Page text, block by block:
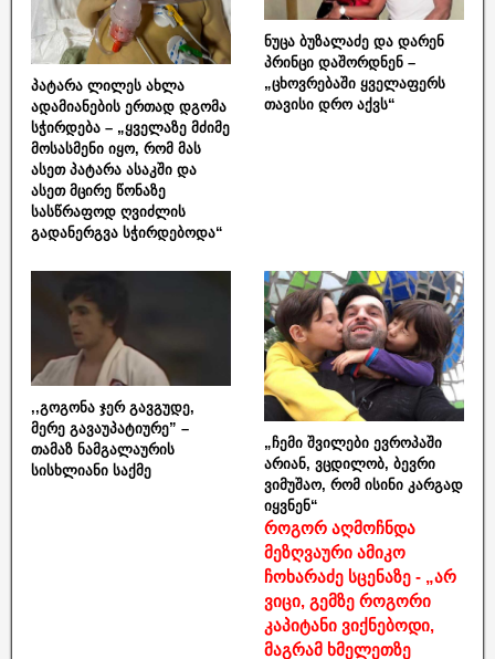
პატარა ლილეს ახლა
ადამიანების ერთად დგომა
სჭირდება – „ყველაზე მძიმე
მოსასმენი იყო, რომ მას
ასეთ პატარა ასაკში და
ასეთ მცირე წონაზე
სასწრაფოდ ღვიძლის
გადანერგვა სჭირდებოდა“
ნუცა ბუზალაძე და დარენ
პრინცი დაშორდნენ –
„ცხოვრებაში ყველაფერს
თავისი დრო აქვს“
,,გოგონა ჯერ გავგუდე,
მერე გავაუპატიურე” –
თამაზ ნამგალაურის
სისხლიანი საქმე
„ჩემი შვილები ევროპაში
არიან, ვცდილობ, ბევრი
ვიმუშაო, რომ ისინი კარგად
იყვნენ“
როგორ აღმოჩნდა
მეზღვაური ამიკო
ჩოხარაძე სცენაზე - „არ
ვიცი, გემზე როგორი
კაპიტანი ვიქნებოდი,
მაგრამ ხმელეთზე